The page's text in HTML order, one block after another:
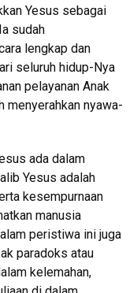
Yesus sebagai
sudah
lengkap dan
seluruh hidup-Nya
pelayanan Anak
menyerahkan nyawa-
ada dalam
Yesus adalah
kesempurnaan
manusia
peristiwa ini juga
paradoks atau
kelemahan,